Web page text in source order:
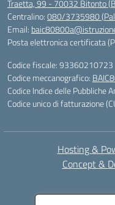
Traetta, 99 - 70032 Bitonto
Centralino:080/3735980
Email:
Posta elettronica certificata
Codice fiscale: 93360210723
Codice meccanografico:
Codice Indice delle
Codice unico di fatturazione
Hosting &
Concept &